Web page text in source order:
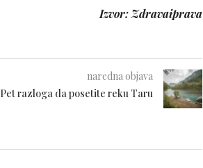
Izvor: Zdravaiprava
naredna objava
Pet razloga da posetite reku Taru